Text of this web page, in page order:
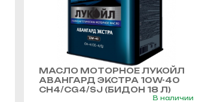
МАСЛО МОТОРНОЕ ЛУКОЙЛ
АВАНГАРД ЭКСТРА 10W-40
CH4/CG4/SJ (БИДОН 18 Л)
В наличии